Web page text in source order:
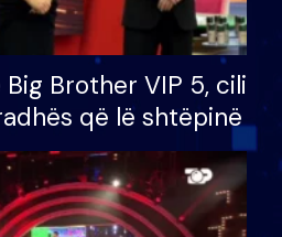
Brother VIP 5, cili
që lë shtëpinë